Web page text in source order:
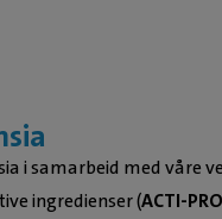
i samarbeid med våre
ingredienser (ACTI-